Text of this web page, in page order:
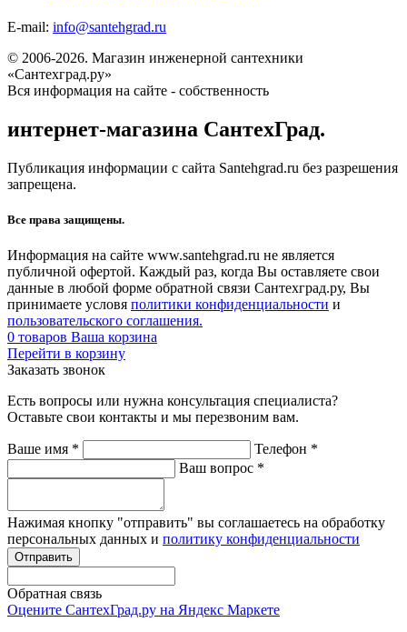
E-mail: info@santehgrad.ru
© 2006-2026. Магазин инженерной сантехники
«Сантехград.ру»
Вся информация на сайте - собственность
интернет-магазина СантехГрад.
Публикация информации с сайта Santehgrad.ru без разрешения
запрещена.
Все права защищены.
Информация на сайте www.santehgrad.ru не является
публичной офертой. Каждый раз, когда Вы оставляете свои
данные в любой форме обратной связи Сантехград.ру, Вы
принимаете условя политики конфиденциальности и
пользовательского соглашения.
0 товаров Ваша корзина
Перейти в корзину
Заказать звонок
Есть вопросы или нужна консультация специалиста?
Оставьте свои контакты и мы перезвоним вам.
Ваше имя * Телефон *
Ваш вопрос *
Нажимая кнопку "отправить" вы соглашаетесь на обработку
персональных данных и политику конфиденциальности
Обратная связь
Оцените СантехГрад.ру на Яндекс Маркете